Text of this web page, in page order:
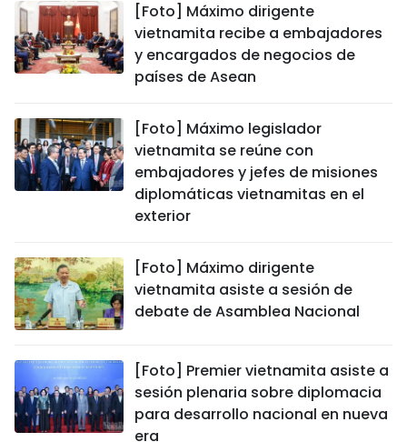
[Foto] Máximo dirigente
vietnamita recibe a embajadores
y encargados de negocios de
países de Asean
[Foto] Máximo legislador
vietnamita se reúne con
embajadores y jefes de misiones
diplomáticas vietnamitas en el
exterior
[Foto] Máximo dirigente
vietnamita asiste a sesión de
debate de Asamblea Nacional
[Foto] Premier vietnamita asiste a
sesión plenaria sobre diplomacia
para desarrollo nacional en nueva
era